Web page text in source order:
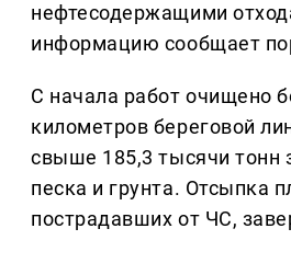
нефтесодержащими
информацию сообщает
С начала работ очищено
километров береговой
свыше 185,3 тысячи тонн
песка и грунта. Отсыпка
пострадавших от ЧС,